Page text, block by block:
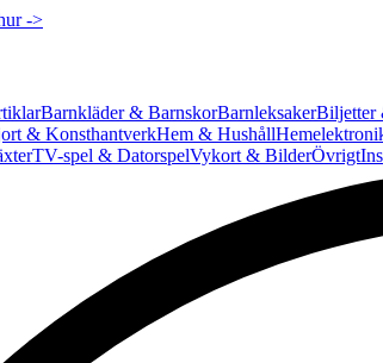
->
Barnkläder & BarnskorBarnleksakerBiljetter
& KonsthantverkHem & Hushåll
TV-spel & DatorspelVykort & BilderÖvrigt